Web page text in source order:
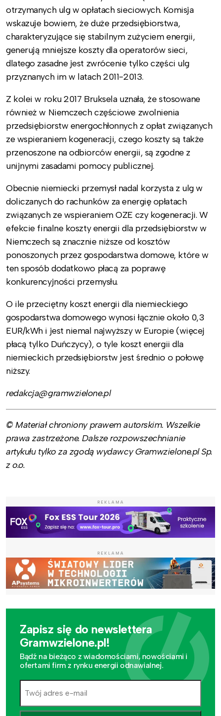
otrzymanych ulg w opłatach sieciowych. Komisja
wskazuje bowiem, że duże przedsiębiorstwa,
charakteryzujące się stabilnym zużyciem energii,
generują mniejsze koszty dla operatorów sieci,
dlatego zasadne jest zwrócenie tylko części ulg
przyznanych im w latach 2011-2013.
Z kolei w roku 2017 Bruksela uznała, że stosowane
również w Niemczech częściowe zwolnienia
przedsiębiorstw energochłonnych z opłat związanych
ze wspieraniem kogeneracji, czego koszty są także
przenoszone na odbiorców energii, są zgodne z
unijnymi zasadami pomocy publicznej.
Obecnie niemiecki przemysł nadal korzysta z ulg w
doliczanych do rachunków za energię opłatach
związanych ze wspieraniem OZE czy kogeneracji. W
efekcie finalne koszty energii dla przedsiębiorstw w
Niemczech są znacznie niższe od kosztów
ponoszonych przez gospodarstwa domowe, które w
ten sposób dodatkowo płacą za poprawę
konkurencyjności przemysłu.
O ile przeciętny koszt energii dla niemieckiego
gospodarstwa domowego wynosi łącznie około 0,3
EUR/kWh i jest niemal najwyższy w Europie (więcej
płacą tylko Duńczycy), o tyle koszt energii dla
niemieckich przedsiębiorstw jest średnio o połowę
niższy.
redakcja@gramwzielone.pl
© Materiał chroniony prawem autorskim. Wszelkie
prawa zastrzeżone. Dalsze rozpowszechnianie
artykułu tylko za zgodą wydawcy Gramwzielone.pl Sp.
z o.o.
REKLAMA
REKLAMA
Zapisz się do newslettera
Gramwzielone.pl!
Bądź na bieżąco z wiadomościami, nowościami i
ofertami firm z rynku energii odnawialnej.